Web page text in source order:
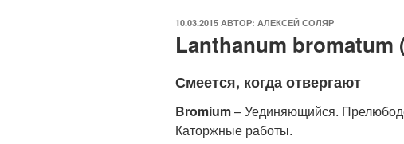
ОПУБЛИКОВАНО
10.03.2015 АВТОР: АЛЕКСЕЙ СОЛЯР
Lanthanum bromatum
Смеется, когда отвергают
Bromium– Уединяющийся.
Каторжные работы.